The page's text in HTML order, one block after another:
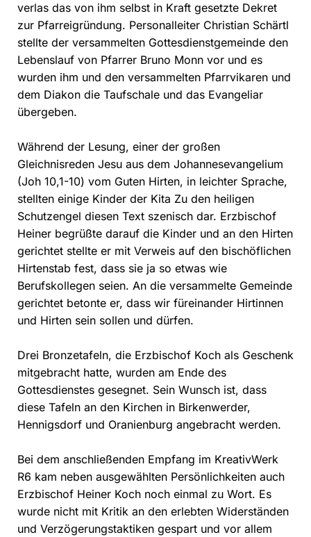
verlas das von ihm selbst in Kraft gesetzte Dekret
zur Pfarreigründung. Personalleiter Christian Schärtl
stellte der versammelten Gottesdienstgemeinde den
Lebenslauf von Pfarrer Bruno Monn vor und es
wurden ihm und den versammelten Pfarrvikaren und
dem Diakon die Taufschale und das Evangeliar
übergeben.
Während der Lesung, einer der großen
Gleichnisreden Jesu aus dem Johannesevangelium
(Joh 10,1-10) vom Guten Hirten, in leichter Sprache,
stellten einige Kinder der Kita Zu den heiligen
Schutzengel diesen Text szenisch dar. Erzbischof
Heiner begrüßte darauf die Kinder und an den Hirten
gerichtet stellte er mit Verweis auf den bischöflichen
Hirtenstab fest, dass sie ja so etwas wie
Berufskollegen seien. An die versammelte Gemeinde
gerichtet betonte er, dass wir füreinander Hirtinnen
und Hirten sein sollen und dürfen.
Drei Bronzetafeln, die Erzbischof Koch als Geschenk
mitgebracht hatte, wurden am Ende des
Gottesdienstes gesegnet. Sein Wunsch ist, dass
diese Tafeln an den Kirchen in Birkenwerder,
Hennigsdorf und Oranienburg angebracht werden.
Bei dem anschließenden Empfang im KreativWerk
R6 kam neben ausgewählten Persönlichkeiten auch
Erzbischof Heiner Koch noch einmal zu Wort. Es
wurde nicht mit Kritik an den erlebten Widerständen
und Verzögerungstaktiken gespart und vor allem